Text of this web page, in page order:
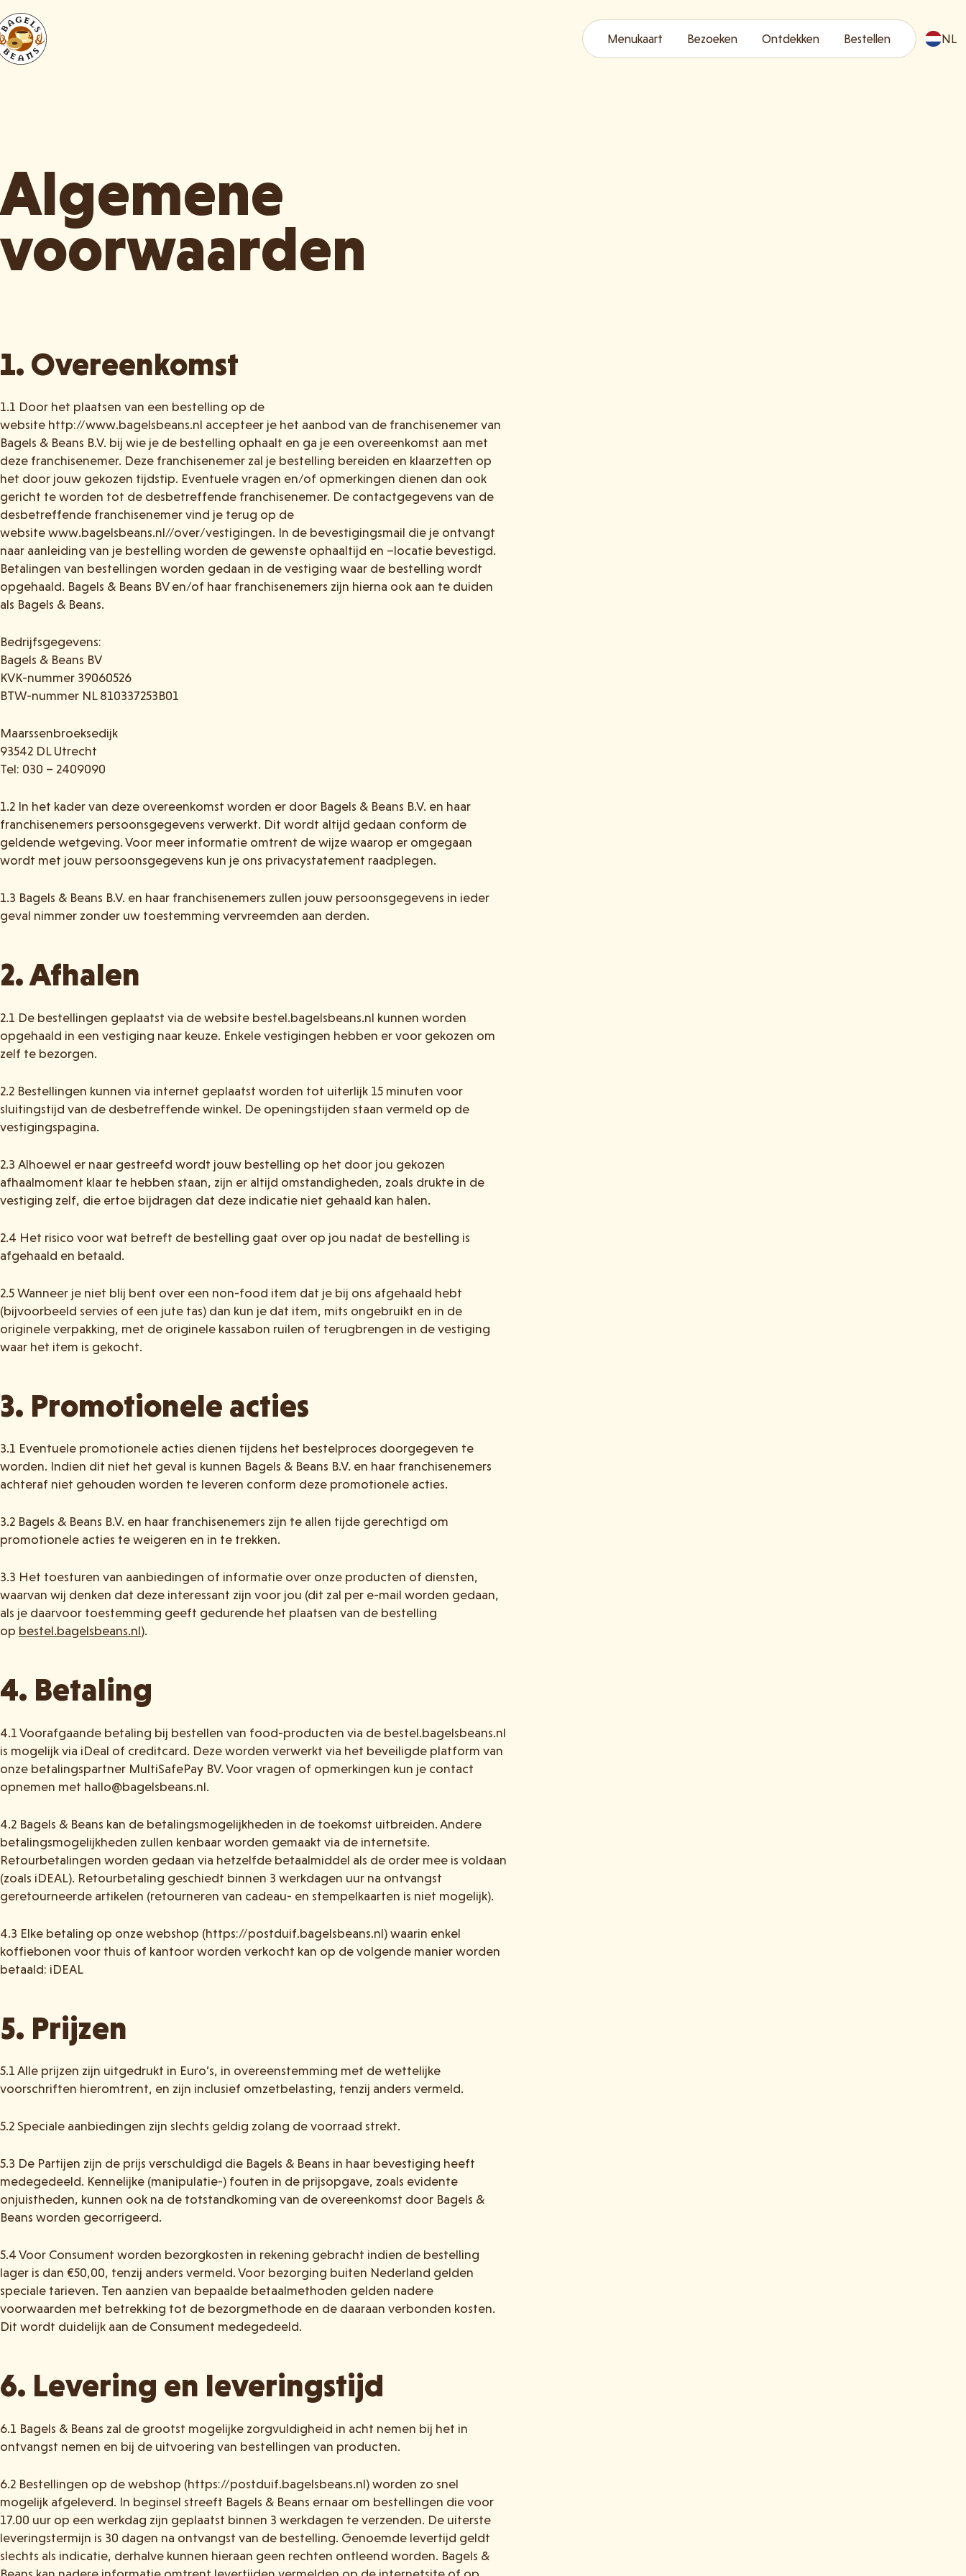
Menukaart Bezoeken Ontdekken Bestellen NL
Algemene
voorwaarden
1. Overeenkomst
1.1 Door het plaatsen van een bestelling op de
website http://www.bagelsbeans.nl accepteer je het aanbod van de franchisenemer van
Bagels & Beans B.V. bij wie je de bestelling ophaalt en ga je een overeenkomst aan met
deze franchisenemer. Deze franchisenemer zal je bestelling bereiden en klaarzetten op
het door jouw gekozen tijdstip. Eventuele vragen en/of opmerkingen dienen dan ook
gericht te worden tot de desbetreffende franchisenemer. De contactgegevens van de
desbetreffende franchisenemer vind je terug op de
website www.bagelsbeans.nl//over/vestigingen. In de bevestigingsmail die je ontvangt
naar aanleiding van je bestelling worden de gewenste ophaaltijd en –locatie bevestigd.
Betalingen van bestellingen worden gedaan in de vestiging waar de bestelling wordt
opgehaald. Bagels & Beans BV en/of haar franchisenemers zijn hierna ook aan te duiden
als Bagels & Beans.
Bedrijfsgegevens:
Bagels & Beans BV
KVK-nummer 39060526
BTW-nummer NL 810337253B01
Maarssenbroeksedijk
93542 DL Utrecht
Tel: 030 – 2409090
1.2 In het kader van deze overeenkomst worden er door Bagels & Beans B.V. en haar
franchisenemers persoonsgegevens verwerkt. Dit wordt altijd gedaan conform de
geldende wetgeving. Voor meer informatie omtrent de wijze waarop er omgegaan
wordt met jouw persoonsgegevens kun je ons privacystatement raadplegen.
1.3 Bagels & Beans B.V. en haar franchisenemers zullen jouw persoonsgegevens in ieder
geval nimmer zonder uw toestemming vervreemden aan derden.
2. Afhalen
2.1 De bestellingen geplaatst via de website bestel.bagelsbeans.nl kunnen worden
opgehaald in een vestiging naar keuze. Enkele vestigingen hebben er voor gekozen om
zelf te bezorgen.
2.2 Bestellingen kunnen via internet geplaatst worden tot uiterlijk 15 minuten voor
sluitingstijd van de desbetreffende winkel. De openingstijden staan vermeld op de
vestigingspagina.
2.3 Alhoewel er naar gestreefd wordt jouw bestelling op het door jou gekozen
afhaalmoment klaar te hebben staan, zijn er altijd omstandigheden, zoals drukte in de
vestiging zelf, die ertoe bijdragen dat deze indicatie niet gehaald kan halen.
2.4 Het risico voor wat betreft de bestelling gaat over op jou nadat de bestelling is
afgehaald en betaald.
2.5 Wanneer je niet blij bent over een non-food item dat je bij ons afgehaald hebt
(bijvoorbeeld servies of een jute tas) dan kun je dat item, mits ongebruikt en in de
originele verpakking, met de originele kassabon ruilen of terugbrengen in de vestiging
waar het item is gekocht.
3. Promotionele acties
3.1 Eventuele promotionele acties dienen tijdens het bestelproces doorgegeven te
worden. Indien dit niet het geval is kunnen Bagels & Beans B.V. en haar franchisenemers
achteraf niet gehouden worden te leveren conform deze promotionele acties.
3.2 Bagels & Beans B.V. en haar franchisenemers zijn te allen tijde gerechtigd om
promotionele acties te weigeren en in te trekken.
3.3 Het toesturen van aanbiedingen of informatie over onze producten of diensten,
waarvan wij denken dat deze interessant zijn voor jou (dit zal per e-mail worden gedaan,
als je daarvoor toestemming geeft gedurende het plaatsen van de bestelling
op bestel.bagelsbeans.nl).
4. Betaling
4.1 Voorafgaande betaling bij bestellen van food-producten via de bestel.bagelsbeans.nl
is mogelijk via iDeal of creditcard. Deze worden verwerkt via het beveiligde platform van
onze betalingspartner MultiSafePay BV. Voor vragen of opmerkingen kun je contact
opnemen met hallo@bagelsbeans.nl.
4.2 Bagels & Beans kan de betalingsmogelijkheden in de toekomst uitbreiden. Andere
betalingsmogelijkheden zullen kenbaar worden gemaakt via de internetsite.
Retourbetalingen worden gedaan via hetzelfde betaalmiddel als de order mee is voldaan
(zoals iDEAL). Retourbetaling geschiedt binnen 3 werkdagen uur na ontvangst
geretourneerde artikelen (retourneren van cadeau- en stempelkaarten is niet mogelijk).
4.3 Elke betaling op onze webshop (https://postduif.bagelsbeans.nl) waarin enkel
koffiebonen voor thuis of kantoor worden verkocht kan op de volgende manier worden
betaald: iDEAL
5. Prijzen
5.1 Alle prijzen zijn uitgedrukt in Euro’s, in overeenstemming met de wettelijke
voorschriften hieromtrent, en zijn inclusief omzetbelasting, tenzij anders vermeld.
5.2 Speciale aanbiedingen zijn slechts geldig zolang de voorraad strekt.
5.3 De Partijen zijn de prijs verschuldigd die Bagels & Beans in haar bevestiging heeft
medegedeeld. Kennelijke (manipulatie-) fouten in de prijsopgave, zoals evidente
onjuistheden, kunnen ook na de totstandkoming van de overeenkomst door Bagels &
Beans worden gecorrigeerd.
5.4 Voor Consument worden bezorgkosten in rekening gebracht indien de bestelling
lager is dan €50,00, tenzij anders vermeld. Voor bezorging buiten Nederland gelden
speciale tarieven. Ten aanzien van bepaalde betaalmethoden gelden nadere
voorwaarden met betrekking tot de bezorgmethode en de daaraan verbonden kosten.
Dit wordt duidelijk aan de Consument medegedeeld.
6. Levering en leveringstijd
6.1 Bagels & Beans zal de grootst mogelijke zorgvuldigheid in acht nemen bij het in
ontvangst nemen en bij de uitvoering van bestellingen van producten.
6.2 Bestellingen op de webshop (https://postduif.bagelsbeans.nl) worden zo snel
mogelijk afgeleverd. In beginsel streeft Bagels & Beans ernaar om bestellingen die voor
17.00 uur op een werkdag zijn geplaatst binnen 3 werkdagen te verzenden. De uiterste
leveringstermijn is 30 dagen na ontvangst van de bestelling. Genoemde levertijd geldt
slechts als indicatie, derhalve kunnen hieraan geen rechten ontleend worden. Bagels &